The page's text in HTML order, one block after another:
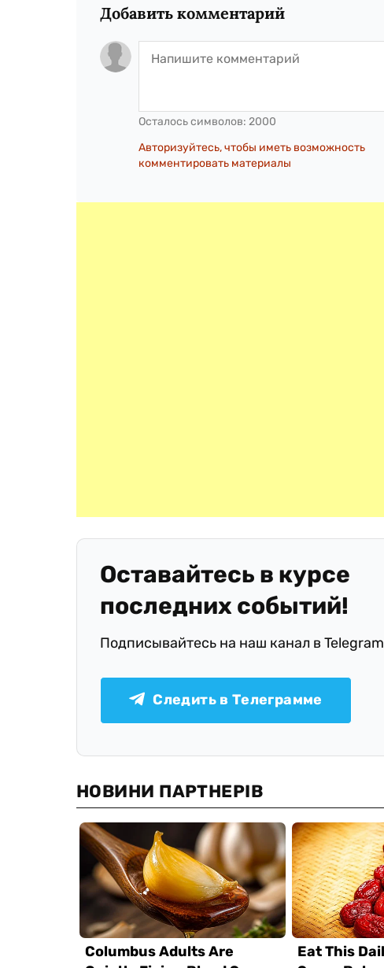
Добавить комментарий
Осталось символов: 2000
Авторизуйтесь, чтобы иметь возможность
комментировать материалы
Оставайтесь в курсе
последних событий!
Подписывайтесь на наш канал в Telegram
Следить в Телеграмме